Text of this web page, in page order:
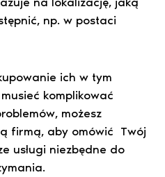
np. w postaci
ich w tym
komplikować
możesz
firmą, aby omówić Twój
usługi niezbędne do